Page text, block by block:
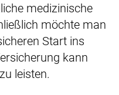
medizinische
möchte man
Start ins
kann
leisten.